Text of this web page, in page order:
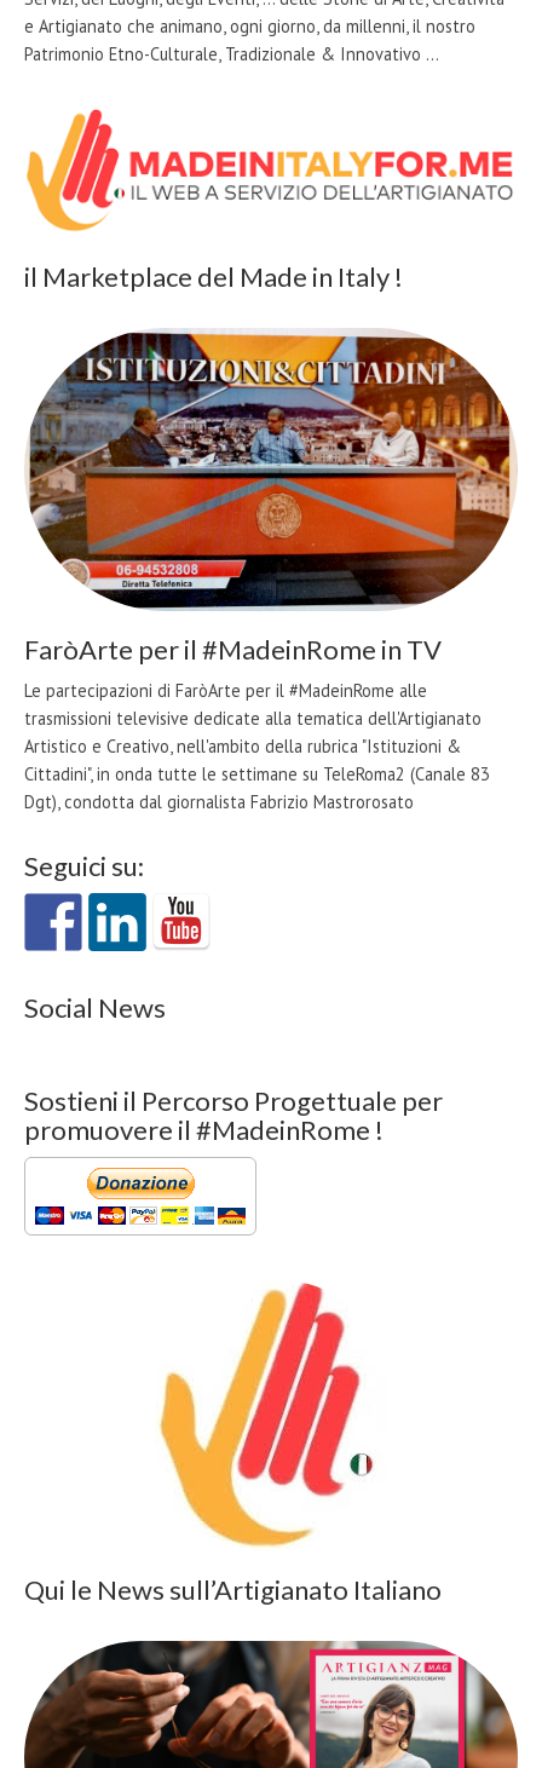
e Artigianato che animano, ogni giorno, da millenni, il nostro
Patrimonio Etno-Culturale, Tradizionale & Innovativo …
il Marketplace del Made in Italy !
FaròArte per il #MadeinRome in TV
Le partecipazioni di FaròArte per il #MadeinRome alle
trasmissioni televisive dedicate alla tematica dell'Artigianato
Artistico e Creativo, nell'ambito della rubrica "Istituzioni &
Cittadini", in onda tutte le settimane su TeleRoma2 (Canale 83
Dgt), condotta dal giornalista Fabrizio Mastrorosato
Seguici su:
Social News
Sostieni il Percorso Progettuale per
promuovere il #MadeinRome !
Qui le News sull’Artigianato Italiano